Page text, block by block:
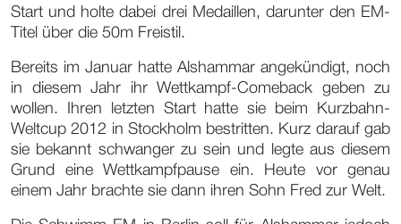
Start und holte dabei drei Medaillen, darunter den EM-
Titel über die 50m Freistil.
Bereits im Januar hatte Alshammar angekündigt, noch
in diesem Jahr ihr Wettkampf-Comeback geben zu
wollen. Ihren letzten Start hatte sie beim Kurzbahn-
Weltcup 2012 in Stockholm bestritten. Kurz darauf gab
sie bekannt schwanger zu sein und legte aus diesem
Grund eine Wettkampfpause ein. Heute vor genau
einem Jahr brachte sie dann ihren Sohn Fred zur Welt.